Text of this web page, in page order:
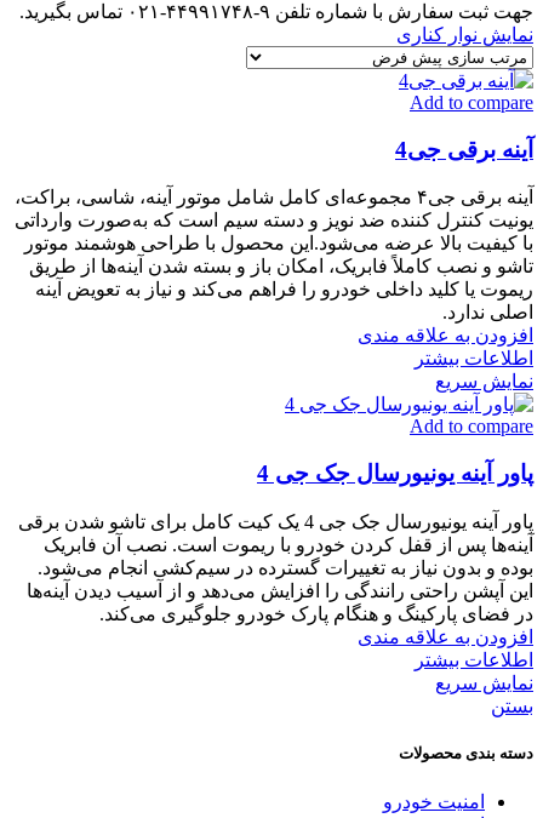
جهت ثبت سفارش با شماره تلفن ۹-۴۴۹۹۱۷۴۸-۰۲۱ تماس بگیرید.
نمایش نوار کناری
Add to compare
آینه برقی جی4
آینه برقی جی۴ مجموعه‌ای کامل شامل موتور آینه، شاسی، براکت،
یونیت کنترل کننده ضد نویز و دسته سیم است که به‌صورت وارداتی
با کیفیت بالا عرضه می‌شود.این محصول با طراحی هوشمند موتور
تاشو و نصب کاملاً فابریک، امکان باز و بسته شدن آینه‌ها از طریق
ریموت یا کلید داخلی خودرو را فراهم می‌کند و نیاز به تعویض آینه
اصلی ندارد.
افزودن به علاقه مندی
اطلاعات بیشتر
نمایش سریع
Add to compare
پاور آینه یونیورسال جک جی 4
پاور آینه یونیورسال جک جی 4 یک کیت کامل برای تاشو شدن برقی
آینه‌ها پس از قفل کردن خودرو با ریموت است. نصب آن فابریک
بوده و بدون نیاز به تغییرات گسترده در سیم‌کشی انجام می‌شود.
این آپشن راحتی رانندگی را افزایش می‌دهد و از آسیب دیدن آینه‌ها
در فضای پارکینگ و هنگام پارک خودرو جلوگیری می‌کند.
افزودن به علاقه مندی
اطلاعات بیشتر
نمایش سریع
بستن
دسته بندی محصولات
امنیت خودرو